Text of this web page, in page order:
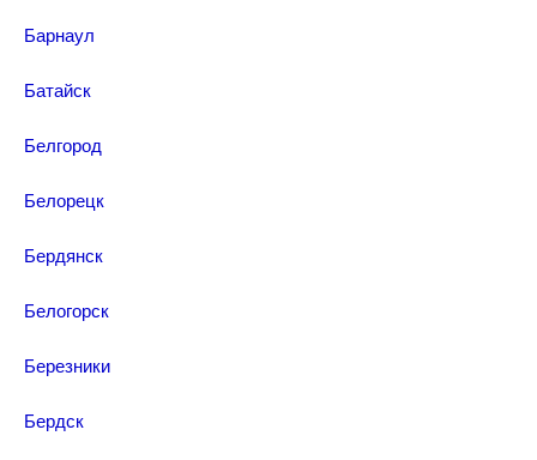
Барнаул
Батайск
Белгород
Белорецк
Бердянск
Белогорск
Березники
Бердск